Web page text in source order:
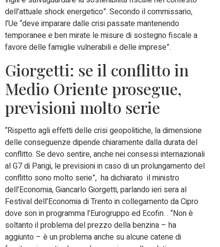
dell’attuale shock energetico”. Secondo il commissario,
l’Ue “deve imparare dalle crisi passate mantenendo
temporanee e ben mirate le misure di sostegno fiscale a
favore delle famiglie vulnerabili e delle imprese”.
Giorgetti: se il conflitto in
Medio Oriente prosegue,
previsioni molto serie
“Rispetto agli effetti delle crisi geopolitiche, la dimensione
delle conseguenze dipende chiaramente dalla durata del
conflitto. Se devo sentire, anche nei consessi internazionali
al G7 di Parigi, le previsioni in caso di un prolungamento del
conflitto sono molto serie”, ha dichiarato il ministro
dell’Economia, Giancarlo Giorgetti, parlando ieri sera al
Festival dell’Economia di Trento in collegamento da Cipro
dove son in programma l’Eurogruppo ed Ecofin. . “Non è
soltanto il problema del prezzo della benzina – ha
aggiunto – è un problema anche su alcune catene di